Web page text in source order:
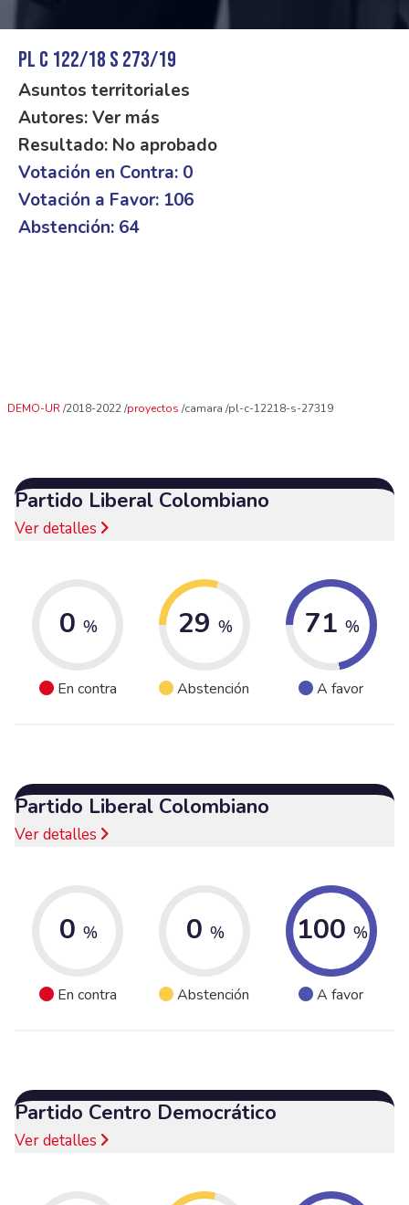
PL C 122/18 S 273/19
Asuntos territoriales
Autores: Ver más
Resultado: No aprobado
Votación en Contra: 0
Votación a Favor: 106
Abstención: 64
DEMO-UR 2018-2022 proyectos camara pl-c-12218-s-27319
Partido Liberal Colombiano
Ver detalles
0 %
En contra
29 %
Abstención
71 %
A favor
Partido Liberal Colombiano
Ver detalles
0 %
En contra
0 %
Abstención
100 %
A favor
Partido Centro Democrático
Ver detalles